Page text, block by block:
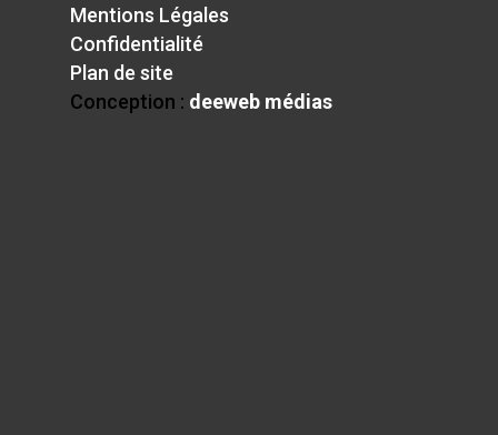
Mentions Légales
Confidentialité
Plan de site
Conception : deeweb médias